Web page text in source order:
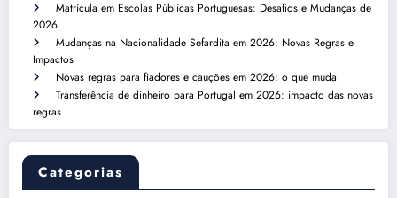
Matrícula em Escolas Públicas Portuguesas: Desafios e Mudanças de
2026
Mudanças na Nacionalidade Sefardita em 2026: Novas Regras e
Impactos
Novas regras para fiadores e cauções em 2026: o que muda
Transferência de dinheiro para Portugal em 2026: impacto das novas
regras
Categorias